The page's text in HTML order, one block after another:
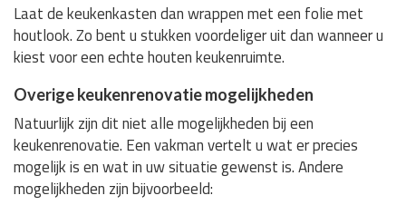
Laat de keukenkasten dan wrappen met een folie met
houtlook. Zo bent u stukken voordeliger uit dan wanneer u
kiest voor een echte houten keukenruimte.
Overige keukenrenovatie mogelijkheden
Natuurlijk zijn dit niet alle mogelijkheden bij een
keukenrenovatie. Een vakman vertelt u wat er precies
mogelijk is en wat in uw situatie gewenst is. Andere
mogelijkheden zijn bijvoorbeeld: